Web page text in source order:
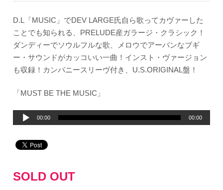
D.L「MUSIC」でDEV LARGE氏自ら歌ってカヴァーした
ことでも知られる、PRELUDE産ガラージ・クラシック！
ダンディーでソウルフルな歌、メロウでアーバンなブギ
ー・サウンドがカッコいい一曲！インスト・ヴァージョン
も収録！カンパニースリーヴ付き、U.S.ORIGINAL盤！
「MUST BE THE MUSIC」
プ
ヤ
00:00 00:00
SOLD OUT